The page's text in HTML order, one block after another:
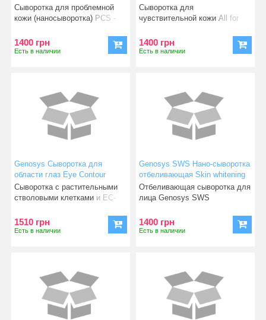
control serum 30 мл
Сыворотка для проблемной
кожи (наносыворотка) PCS -
1400 грн
Есть в наличии
мл All for sensitive serum
Сыворотка для
чувствительной кожи All for
богатейший
1400 грн
Есть в наличии
Genosys Сыворотка для
области глаз Eye Contour
Serum 10 мл
Сыворотка с растительными
стволовыми клетками и ЕС-
1510 грн
Есть в наличии
Genosys SWS Нано-сыворотка
отбеливающая Skin whitening
serum 30 мл
Отбеливающая сыворотка для
лица Genosys SWS
изменен
1400 грн
Есть в наличии